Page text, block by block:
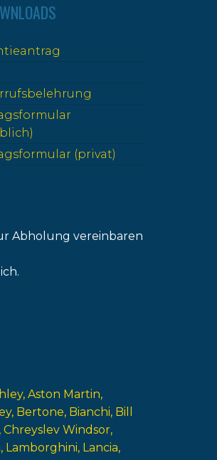
(privat)
Abholung vereinbaren
Aston Martin
Bertone Bianchi Bill
Chreyslev Windsor
Lamborghini Lancia